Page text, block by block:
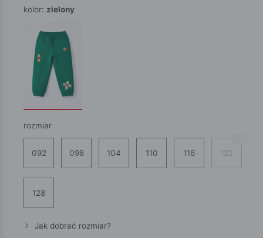
kolor: zielony
rozmiar
092 098 104 110 116 122
128
Jak dobrać rozmiar?